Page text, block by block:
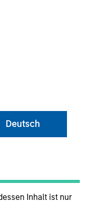
Deutsch
Inhalt ist nur